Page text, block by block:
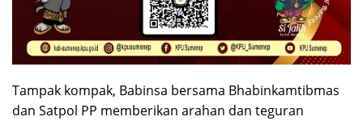
Tampak kompak, Babinsa bersama Bhabinkamtibmas
dan Satpol PP memberikan arahan dan teguran